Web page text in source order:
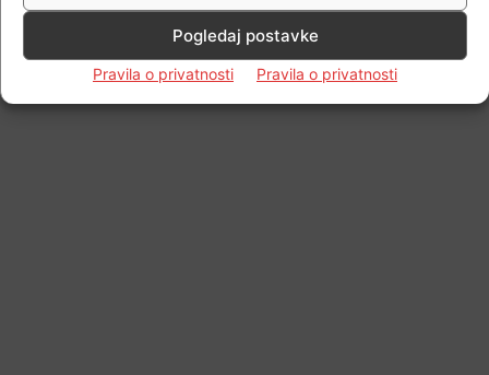
Pogledaj postavke
Pravila o privatnosti Pravila o privatnosti